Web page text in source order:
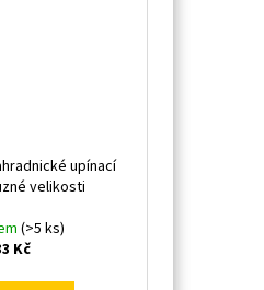
upínací
velikosti
(>5 ks)
Kč